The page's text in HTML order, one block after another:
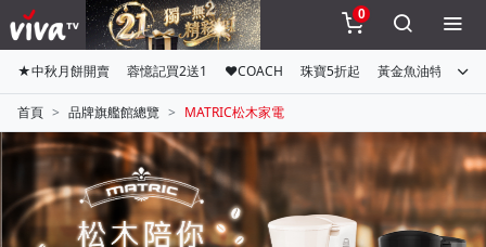
0
★中秋月餅開賣 蓉憶記買2送1 ♥COACH 珠寶5折起 黃金魚油特惠組
首頁 品牌旗艦館總覽 MATRIC松木家電